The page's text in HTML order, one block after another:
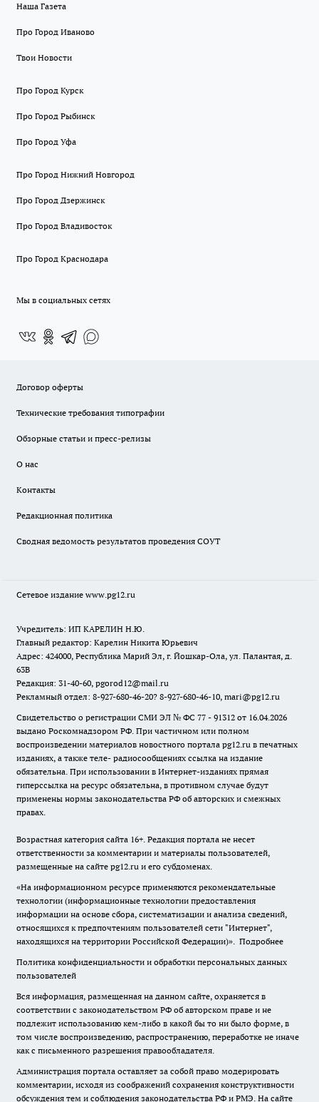
Наша Газета
Про Город Иваново
Твои Новости
Про Город Курск
Про Город Рыбинск
Про Город Уфа
Про Город Нижний Новгород
Про Город Дзержинск
Про Город Владивосток
Про Город Краснодара
Мы в социальных сетях
Договор оферты
Технические требования типографии
Обзорные статьи и пресс-релизы
О нас
Контакты
Редакционная политика
Сводная ведомость результатов проведения СОУТ
Сетевое издание www.pg12.ru
Учредитель: ИП КАРЕЛИН Н.Ю.
Главный редактор: Карелин Никита Юрьевич
Адрес: 424000, Республика Марий Эл, г. Йошкар-Ола, ул. Палантая, д.
63В
Редакция: 31-40-60, pgorod12@mail.ru
Рекламный отдел: 8-927-680-46-20? 8-927-680-46-10, mari@pg12.ru
Свидетельство о регистрации СМИ ЭЛ № ФС 77 - 91312 от 16.04.2026
выдано Роскомнадзором РФ. При частичном или полном
воспроизведении материалов новостного портала pg12.ru в печатных
изданиях, а также теле- радиосообщениях ссылка на издание
обязательна. При использовании в Интернет-изданиях прямая
гиперссылка на ресурс обязательна, в противном случае будут
применены нормы законодательства РФ об авторских и смежных
правах.
Возрастная категория сайта 16+. Редакция портала не несет
ответственности за комментарии и материалы пользователей,
размещенные на сайте pg12.ru и его субдоменах.
«На информационном ресурсе применяются рекомендательные
технологии (информационные технологии предоставления
информации на основе сбора, систематизации и анализа сведений,
относящихся к предпочтениям пользователей сети "Интернет",
находящихся на территории Российской Федерации)». Подробнее
Политика конфиденциальности и обработки персональных данных
пользователей
Вся информация, размещенная на данном сайте, охраняется в
соответствии с законодательством РФ об авторском праве и не
подлежит использованию кем-либо в какой бы то ни было форме, в
том числе воспроизведению, распространению, переработке не иначе
как с письменного разрешения правообладателя.
Администрация портала оставляет за собой право модерировать
комментарии, исходя из соображений сохранения конструктивности
обсуждения тем и соблюдения законодательства РФ и РМЭ. На сайте